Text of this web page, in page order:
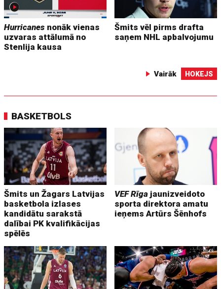
Hurricanes nonāk vienas
uzvaras attālumā no
Stenlija kausa
Šmits vēl pirms drafta
saņem NHL apbalvojumu
Vairāk HOKEJS
BASKETBOLS
Šmits un Žagars Latvijas
basketbola izlases
kandidātu sarakstā
dalībai PK kvalifikācijas
spēlēs
VEF Rīga jaunizveidoto
sporta direktora amatu
ieņems Artūrs Šēnhofs